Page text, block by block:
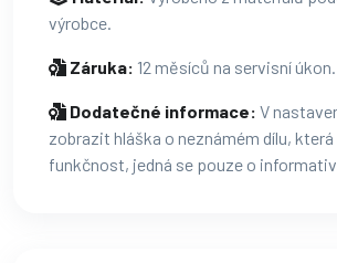
výrobce.
Záruka: 12 měsíců na servisní úkon.
Dodatečné informace: V
zobrazit hláška o neznámém dílu, která
funkčnost, jedná se pouze o